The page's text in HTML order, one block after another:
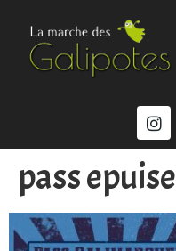
pass epuise